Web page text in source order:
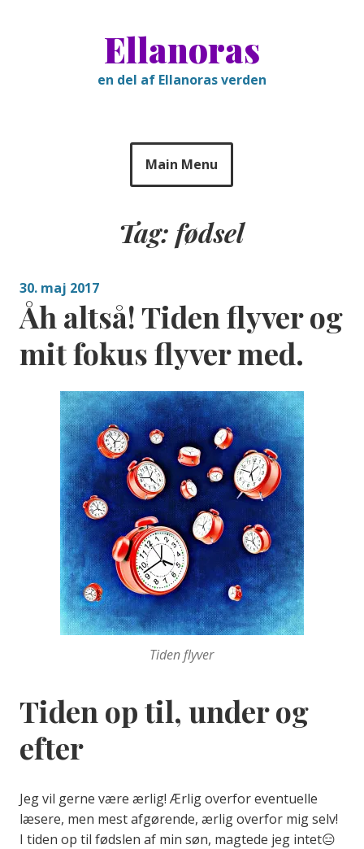
Ellanoras
en del af Ellanoras verden
Main Menu
Tag:fødsel
30. maj 2017
Åh altså! Tiden flyver og
mit fokus flyver med.
Tiden flyver
Tiden op til, under og
efter
Jeg vil gerne være ærlig! Ærlig overfor eventuelle
læsere, men mest afgørende, ærlig overfor mig selv!
I tiden op til fødslen af min søn, magtede jeg intet😑